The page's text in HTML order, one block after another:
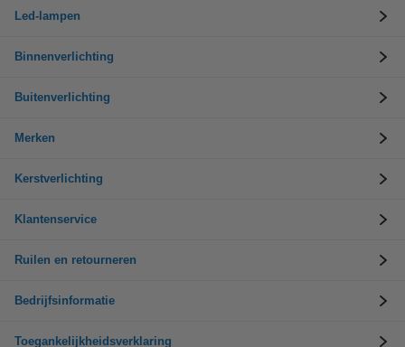
Led-lampen
Binnenverlichting
Buitenverlichting
Merken
Kerstverlichting
Klantenservice
Ruilen en retourneren
Bedrijfsinformatie
Toegankelijkheidsverklaring